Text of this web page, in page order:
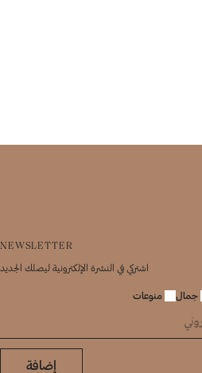
NEWSLETTER
اشتركي في النشرة الإلكترونية ليصلك الجديد
جمال منوعات
إضافة